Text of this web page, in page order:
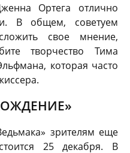
Ортега отлично
В общем, советуем
свое мнение,
творчество Тима
которая часто
зрителям еще
25 декабря. В